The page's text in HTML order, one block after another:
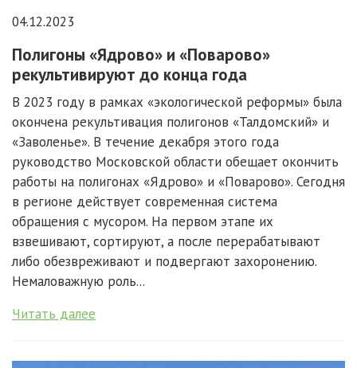
04.12.2023
Полигоны «Ядрово» и «Поварово»
рекультивируют до конца года
В 2023 году в рамках «экологической реформы» была
окончена рекультивация полигонов «Талдомский» и
«Заволенье». В течение декабря этого года
руководство Московской области обещает окончить
работы на полигонах «Ядрово» и «Поварово». Сегодня
в регионе действует современная система
обращения с мусором. На первом этапе их
взвешивают, сортируют, а после перерабатывают
либо обезвреживают и подвергают захоронению.
Немаловажную роль...
Читать далее